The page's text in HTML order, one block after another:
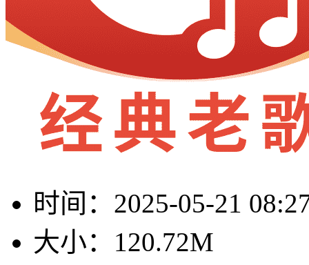
时间： 2025-05-21
大小： 120.72M